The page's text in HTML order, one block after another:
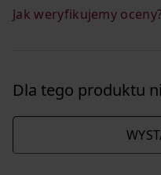
Jak weryfikujemy
Dla tego produktu